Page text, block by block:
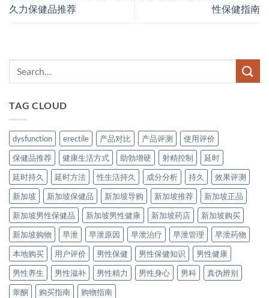
久力保健品推荐
性保健指南
TAG CLOUD
dysfunction erectile 产品对比 产品评测
使用评价
保健品推荐
健康生活方式 助勃增硬 射精控制
延时
延时持久
延时方法 性生活持久 成分分析 持久
效果评测
新加坡
新加坡保健品 新加坡导购 新加坡推荐
新加坡正品
新加坡男性保健品
新加坡男性健康 新加坡药店
新加坡购买
新加坡购物
早泄 早泄原因 早泄治疗 早泄管理
早泄药物
本地购买
用户评价 男性保健 男性保健知识
男性健康
男性养生
男性滋补 男性精力 男性身心 男科
真伪辨别
睾酮
购买指南 购物指南